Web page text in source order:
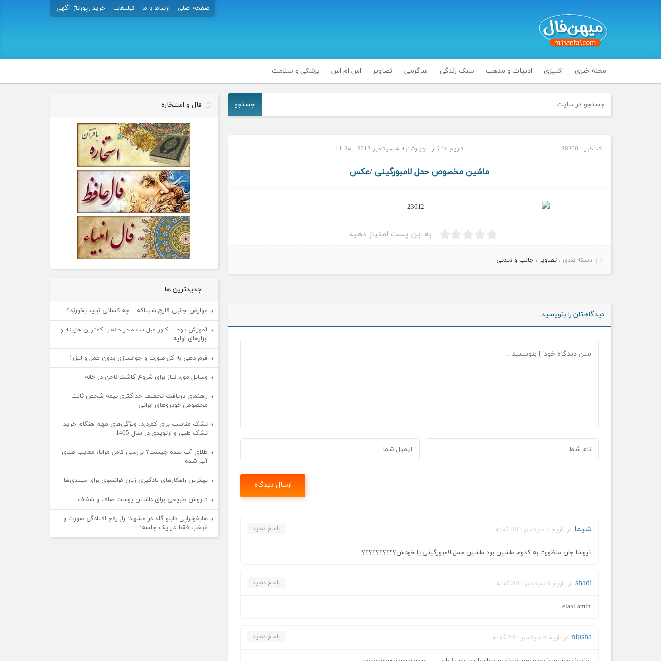
صفحه اصلی ارتباط با ما تبلیغات خرید رپورتاژ آگهی
مجله خبری آشپزی ادبیات و مذهب سبک زندگی سرگرمی تصاویر اس ام اس پزشکی و سلامت
جستجو
کد خبر : 38360 تاریخ انتشار : چهارشنبه 4 سپتامبر 2013 - 11:24
ماشین مخصوص حمل لامبورگینی /عکس
به این پست امتیاز دهید
دسته بندی :تصاویر ، جالب و دیدنی
دیدگاهتان را بنویسید
شیما در تاریخ 7 سپتامبر 2013 گفته : پاسخ دهید
نیوشا جان منظورت به کدوم ماشین بود ماشین حمل لامبورگینی یا خودش؟؟؟؟؟؟؟؟؟؟
shadi در تاریخ 6 سپتامبر 2013 گفته : پاسخ دهید
elahi amin
niusha در تاریخ 6 سپتامبر 2013 گفته : پاسخ دهید
فال و استخاره
جدیدترین ها
عوارض جانبی قارچ شیتاکه + چه کسانی نباید بخورند؟
آموزش دوخت کاور مبل ساده در خانه با کمترین هزینه و
ابزارهای اولیه
فرم دهی به کل صورت و جوانسازی بدون عمل و لیزر!
وسایل مورد نیاز برای شروع کاشت ناخن در خانه
راهنمای دریافت تخفیف حداکثری بیمه شخص ثالث
مخصوص خودروهای ایرانی
تشک مناسب برای کمردرد: ویژگی‌های مهم هنگام خرید
تشک طبی و ارتوپدی در سال 1405
طلای آب شده چیست؟ بررسی کامل مزایا، معایب طلای
آب شده
بهترین راهکارهای یادگیری زبان فرانسوی برای مبتدی‌ها
5 روش طبیعی برای داشتن پوست صاف و شفاف
هایفوتراپی دابلو گلد در مشهد: راز رفع افتادگی صورت و
غبغب فقط در یک جلسه!